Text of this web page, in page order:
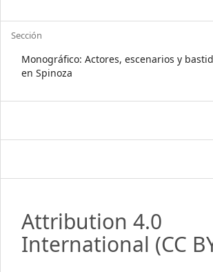
Sección
Monográfico: Actores, escenarios y
en Spinoza
Attribution 4.0
International (CC